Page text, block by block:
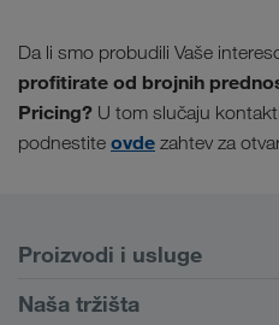
Da li smo probudili Vaše
profitirate od brojnih
Pricing? U tom slučaju
podnestite ovde zahtev za
Proizvodi i usluge
Drumski transport
Naša tržišta